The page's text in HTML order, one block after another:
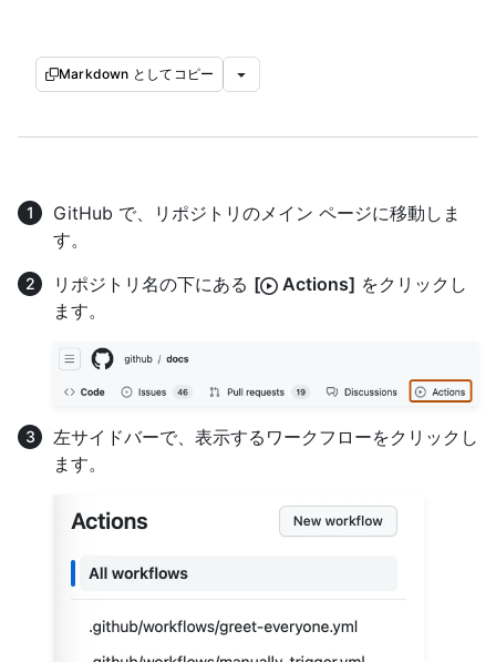
Markdown としてコピー
GitHub で、リポジトリのメイン ページに移動しま
す。
リポジトリ名の下にある [ Actions] をクリックし
ます。
左サイドバーで、表示するワークフローをクリックし
ます。